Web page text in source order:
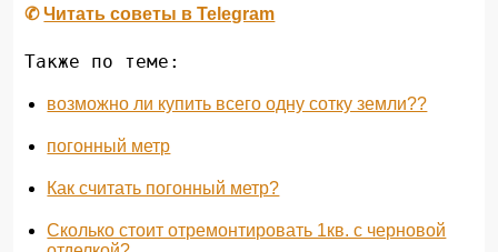
✆Читать советы в Telegram
Также по теме:
возможно ли купить всего одну сотку земли??
погонный метр
Как считать погонный метр?
Сколько стоит отремонтировать 1кв. с черновой